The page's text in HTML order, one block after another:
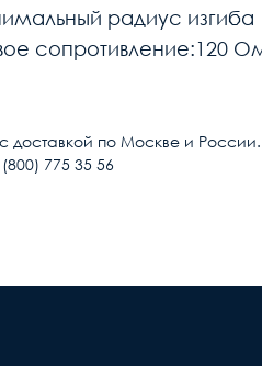
радиус
сопротивление:120
RS-485
PE
внимание, что
с доставкой по Москве и
775 35 56